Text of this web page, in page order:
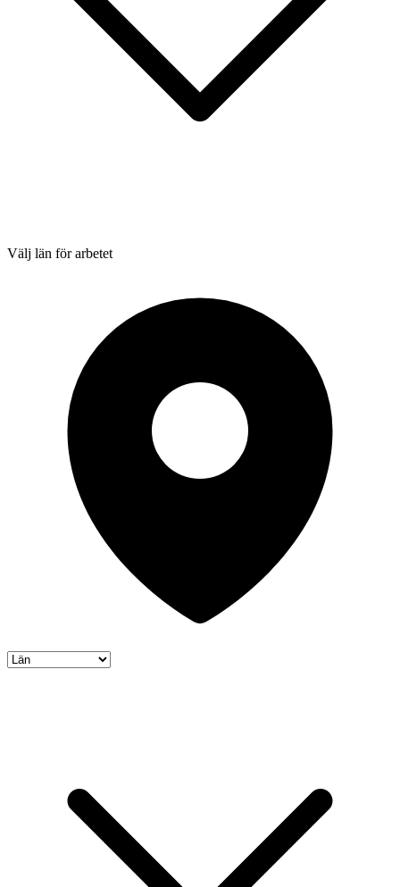
Välj län för arbetet